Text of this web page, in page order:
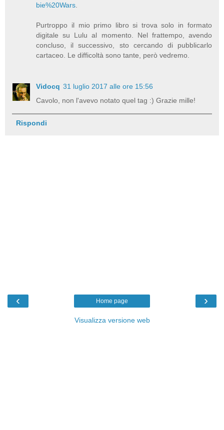
bie%20Wars
Purtroppo il mio primo libro si trova solo in formato
digitale su Lulu al momento. Nel frattempo, avendo
concluso, il successivo, sto cercando di pubblicarlo
cartaceo. Le difficoltà sono tante, però vedremo.
Vidocq 31 luglio 2017 alle ore 15:56
Cavolo, non l'avevo notato quel tag :) Grazie mille!
Rispondi
‹ ›
Home page
Visualizza versione web